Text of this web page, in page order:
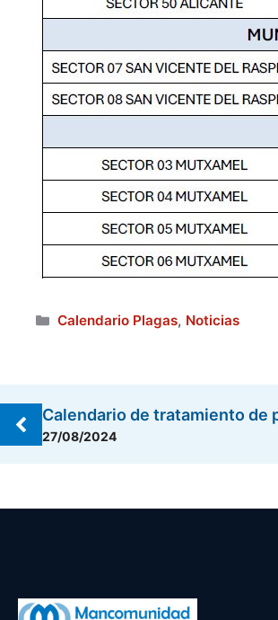
Categorías
Calendario Plagas, Noticias
Calendario de tratamiento de
27/08/2024